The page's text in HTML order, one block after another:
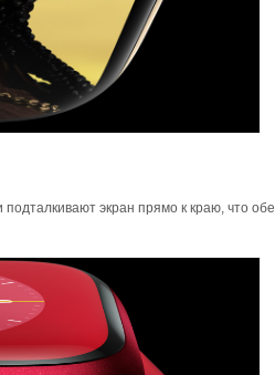
экран прямо к краю, что